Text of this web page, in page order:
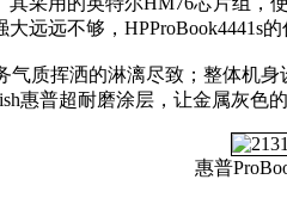
远远不够，HPProBook4441s
质挥洒的淋漓尽致；整体机
惠普超耐磨涂层，让金属灰色
惠普